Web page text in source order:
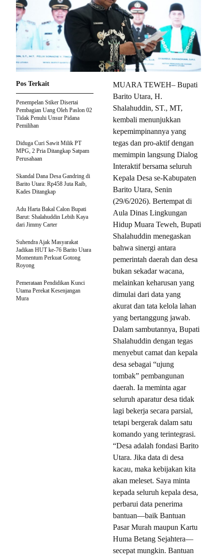
MUARA TEWEH– Bupati
Barito Utara, H.
Shalahuddin, ST., MT,
kembali menunjukkan
kepemimpinannya yang
tegas dan pro-aktif dengan
memimpin langsung Dialog
Interaktif bersama seluruh
Kepala Desa se-Kabupaten
Barito Utara, Senin
(29/6/2026). Bertempat di
Aula Dinas Lingkungan
Hidup Muara Teweh, Bupati
Shalahuddin menegaskan
bahwa sinergi antara
pemerintah daerah dan desa
bukan sekadar wacana,
melainkan keharusan yang
dimulai dari data yang
akurat dan tata kelola lahan
yang bertanggung jawab.
Dalam sambutannya, Bupati
Shalahuddin dengan tegas
menyebut camat dan kepala
desa sebagai “ujung
tombak” pembangunan
daerah. Ia meminta agar
seluruh aparatur desa tidak
lagi bekerja secara parsial,
tetapi bergerak dalam satu
komando yang terintegrasi.
“Desa adalah fondasi Barito
Utara. Jika data di desa
kacau, maka kebijakan kita
akan meleset. Saya minta
kepada seluruh kepala desa,
perbarui data penerima
bantuan—baik Bantuan
Pasar Murah maupun Kartu
Huma Betang Sejahtera—
secepat mungkin. Bantuan
Pos Terkait
Penempelan Stiker Disertai
Pembagian Uang Oleh Paslon 02
Tidak Penuhi Unsur Pidana
Pemilihan
Diduga Curi Sawit Milik PT
MPG, 2 Pria Ditangkap Satpam
Perusahaan
Skandal Dana Desa Gandring di
Barito Utara: Rp458 Juta Raib,
Kades Ditangkap
Adu Harta Bakal Calon Bupati
Barut: Shalahuddin Lebih Kaya
dari Jimmy Carter
Suhendra Ajak Masyarakat
Jadikan HUT ke-76 Barito Utara
Momentum Perkuat Gotong
Royong
Pemerataan Pendidikan Kunci
Utama Perekat Kesenjangan
Mura